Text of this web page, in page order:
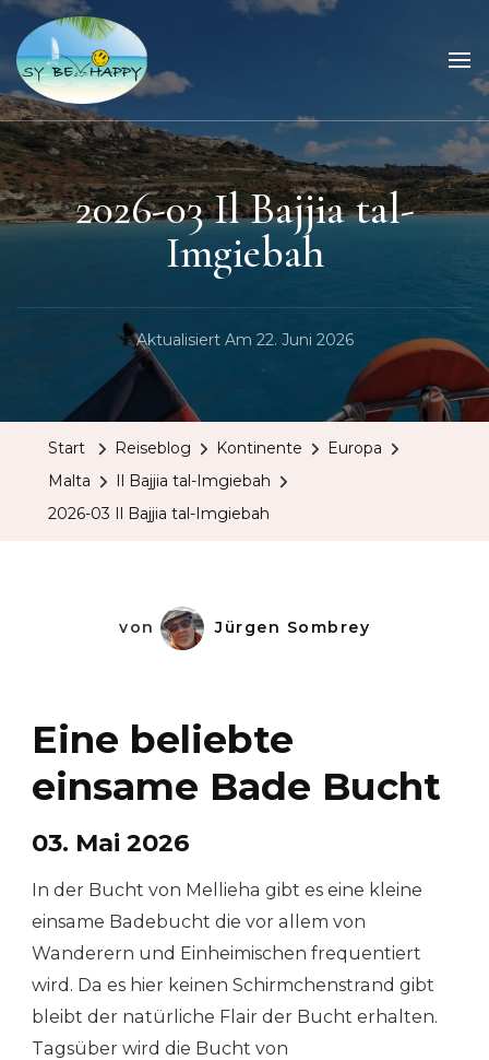
Sailing Be Happy
ein Traum wird wahr
2026-03 Il Bajjia tal-
Imgiebah
Aktualisiert Am 22. Juni 2026
Start Reiseblog Kontinente
Europa
Malta
Il Bajjia tal-Imgiebah
2026-03 Il Bajjia tal-Imgiebah
von Jürgen Sombrey
Eine beliebte
einsame Bade Bucht
03. Mai 2026
In der Bucht von Mellieha gibt es eine kleine
einsame Badebucht die vor allem von
Wanderern und Einheimischen frequentiert
wird. Da es hier keinen Schirmchenstrand gibt
bleibt der natürliche Flair der Bucht erhalten.
Tagsüber wird die Bucht von